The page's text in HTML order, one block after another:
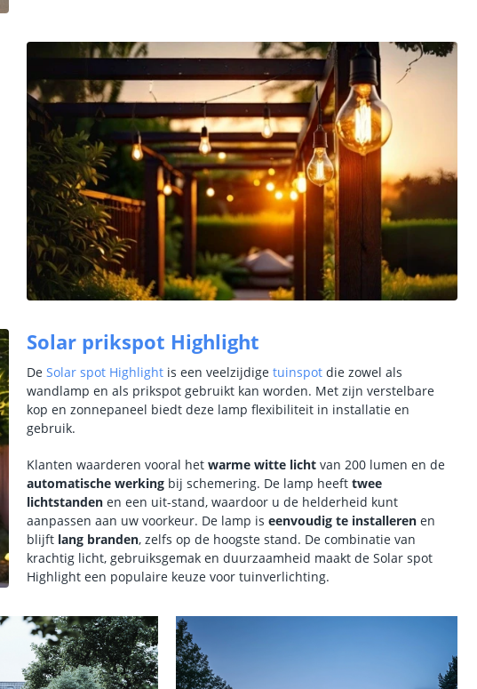
Solar prikspot Highlight
De Solar spot Highlight is een veelzijdige tuinspot die zowel als
wandlamp en als prikspot gebruikt kan worden. Met zijn verstelbare
kop en zonnepaneel biedt deze lamp flexibiliteit in installatie en
gebruik.
Klanten waarderen vooral het warme witte licht van 200 lumen en de
automatische werking bij schemering. De lamp heeft twee
lichtstanden en een uit-stand, waardoor u de helderheid kunt
aanpassen aan uw voorkeur. De lamp is eenvoudig te installeren en
blijft lang branden, zelfs op de hoogste stand. De combinatie van
krachtig licht, gebruiksgemak en duurzaamheid maakt de Solar spot
Highlight een populaire keuze voor tuinverlichting.